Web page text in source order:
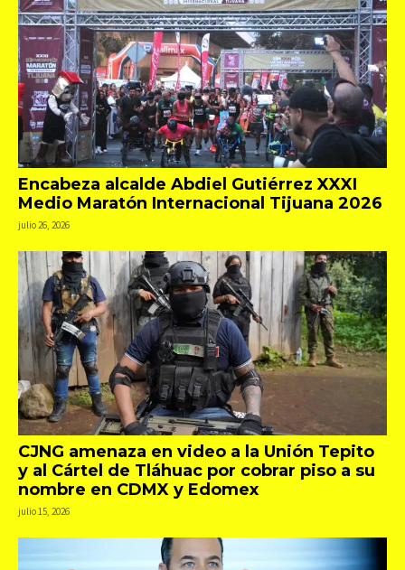
Encabeza alcalde Abdiel Gutiérrez XXXI
Medio Maratón Internacional Tijuana 2026
julio 26, 2026
CJNG amenaza en video a la Unión Tepito
y al Cártel de Tláhuac por cobrar piso a su
nombre en CDMX y Edomex
julio 15, 2026